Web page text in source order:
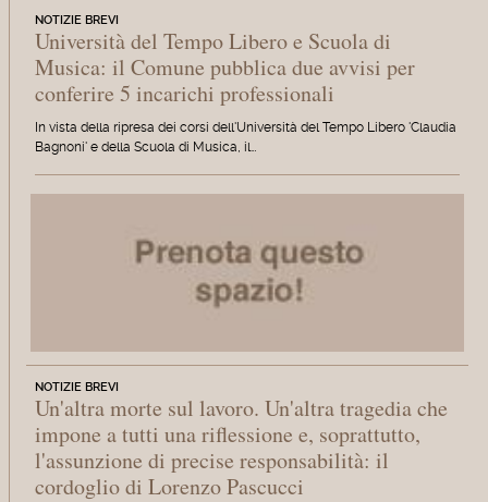
NOTIZIE BREVI
Università del Tempo Libero e Scuola di
Musica: il Comune pubblica due avvisi per
conferire 5 incarichi professionali
In vista della ripresa dei corsi dell'Università del Tempo Libero 'Claudia
Bagnoni' e della Scuola di Musica, il…
NOTIZIE BREVI
Un'altra morte sul lavoro. Un'altra tragedia che
impone a tutti una riflessione e, soprattutto,
l'assunzione di precise responsabilità: il
cordoglio di Lorenzo Pascucci